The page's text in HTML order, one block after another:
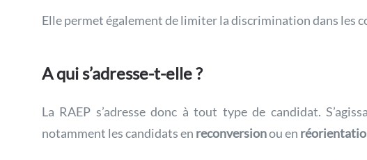
Elle permet également de limiter la discrimination dans les
A qui s’adresse-t-elle ?
La RAEP s’adresse donc à tout type de candidat.
notamment les candidats en reconversionou en